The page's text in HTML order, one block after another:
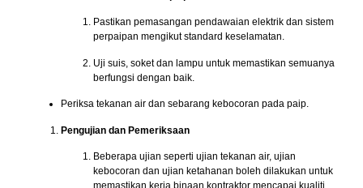
Pastikan pemasangan pendawaian elektrik dan sistem
perpaipan mengikut standard keselamatan.
Uji suis, soket dan lampu untuk memastikan semuanya
berfungsi dengan baik.
Periksa tekanan air dan sebarang kebocoran pada paip.
Pengujian dan Pemeriksaan
Beberapa ujian seperti ujian tekanan air, ujian
kebocoran dan ujian ketahanan boleh dilakukan untuk
memastikan kerja binaan kontraktor mencapai kualiti